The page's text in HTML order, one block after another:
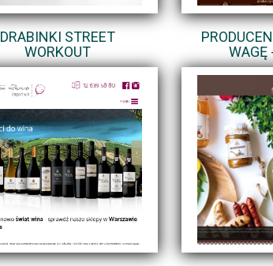
DRABINKI STREET
WORKOUT
WAGĘ